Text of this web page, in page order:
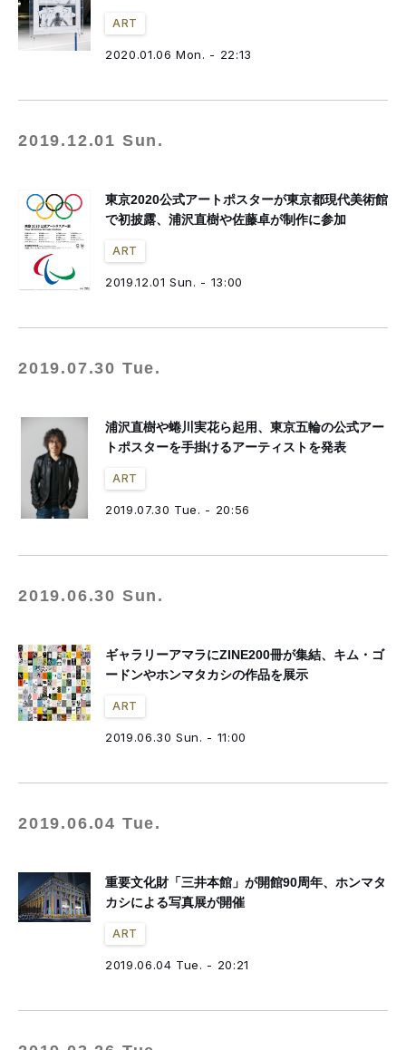
ART
2020.01.06 Mon. - 22:13
2019.12.01 Sun.
東京2020公式アートポスターが東京都現代美術館
で初披露、浦沢直樹や佐藤卓が制作に参加
ART
2019.12.01 Sun. - 13:00
2019.07.30 Tue.
浦沢直樹や蜷川実花ら起用、東京五輪の公式アー
トポスターを手掛けるアーティストを発表
ART
2019.07.30 Tue. - 20:56
2019.06.30 Sun.
ギャラリーアマラにZINE200冊が集結、キム・ゴ
ードンやホンマタカシの作品を展示
ART
2019.06.30 Sun. - 11:00
2019.06.04 Tue.
重要文化財「三井本館」が開館90周年、ホンマタ
カシによる写真展が開催
ART
2019.06.04 Tue. - 20:21